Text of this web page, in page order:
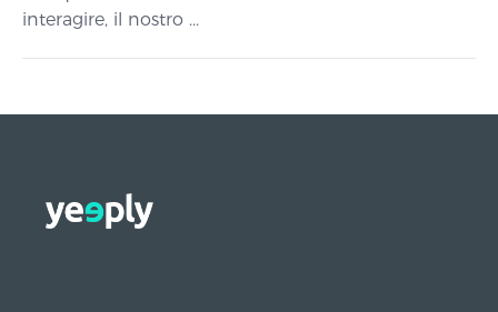
interagire, il nostro ...